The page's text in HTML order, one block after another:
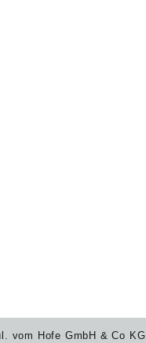
vom Hofe GmbH & Co KG